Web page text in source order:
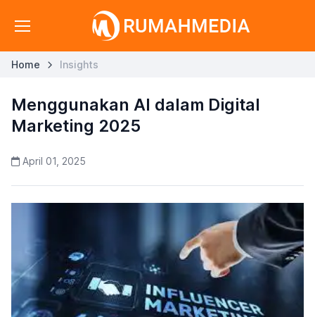
Home Insights
Menggunakan AI dalam Digital
Marketing 2025
April 01, 2025